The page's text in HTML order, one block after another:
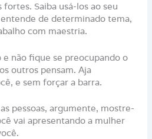
fortes. Saiba usá-los ao seu
de determinado tema,
com maestria.
não fique se preocupando o
outros pensam. Aja
e sem forçar a barra.
pessoas, argumente, mostre-
vai apresentando a mulher